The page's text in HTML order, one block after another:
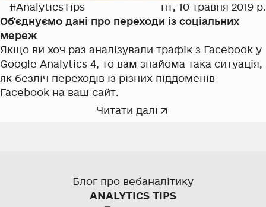
#AnalyticsTips
пт, 10 травня 2019 р.
Об'єднуємо дані про переходи із соціальних
мереж
Якщо ви хоч раз аналізували трафік з Facebook у
Google Analytics 4, то вам знайома така ситуація,
як безліч переходів із різних піддоменів
Facebook на ваш сайт.
Читати далі
Блог про вебаналітику
ANALYTICS TIPS